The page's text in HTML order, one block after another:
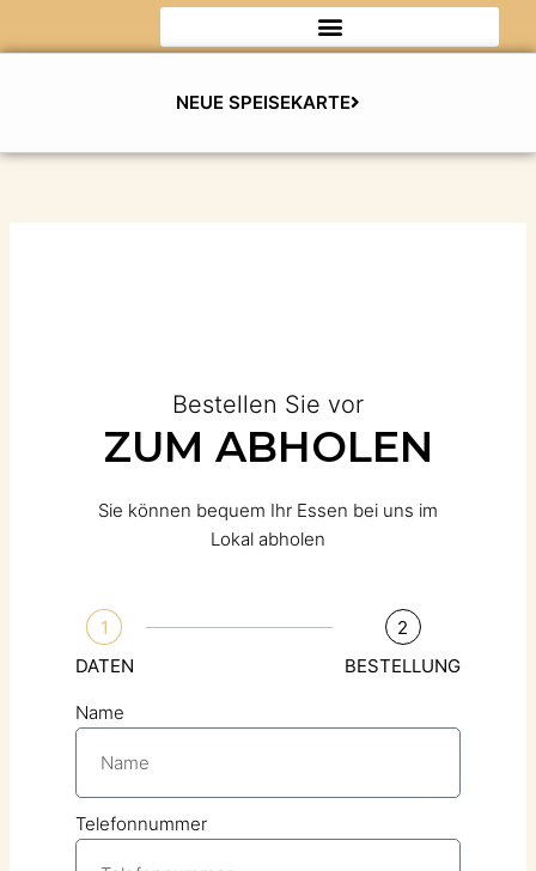
NEUE SPEISEKARTE
Bestellen Sie vor
ZUM ABHOLEN
Sie können bequem Ihr Essen bei uns im
Lokal abholen
1
DATEN
2
BESTELLUNG
Name
Telefonnummer